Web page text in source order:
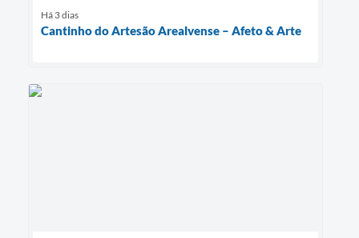
Há 3 dias
Cantinho do Artesão Arealvense – Afeto & Arte